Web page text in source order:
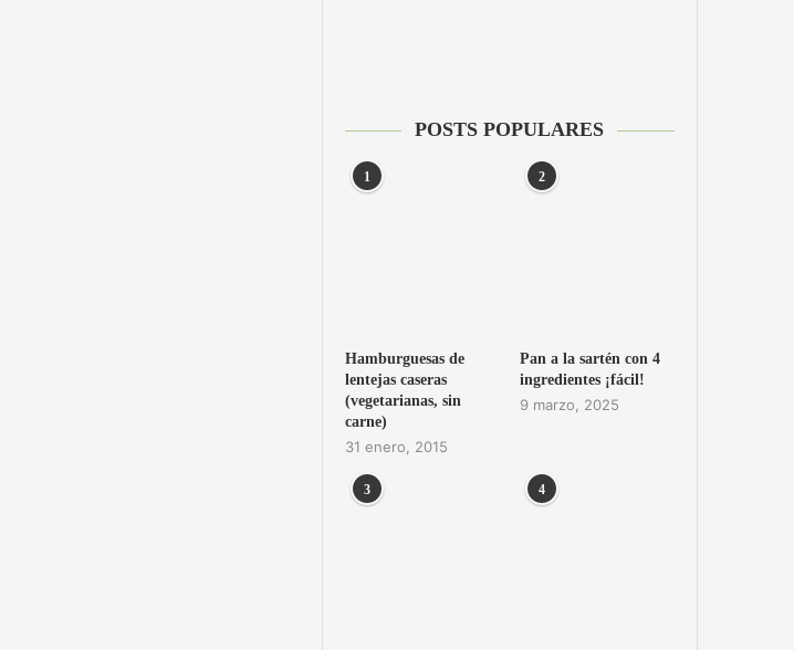
POSTS POPULARES
1
Hamburguesas de
lentejas caseras
(vegetarianas, sin
carne)
31 enero, 2015
2
Pan a la sartén con 4
ingredientes ¡fácil!
9 marzo, 2025
3 4